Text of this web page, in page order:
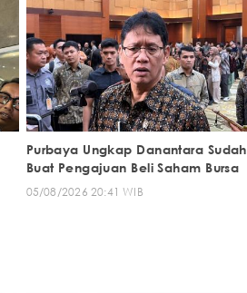
Purbaya Ungkap Danantara Sudah
Buat Pengajuan Beli Saham Bursa
05/08/2026 20:41 WIB